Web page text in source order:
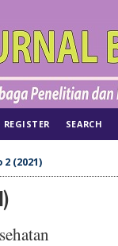
REGISTER SEARCH
2 (2021)